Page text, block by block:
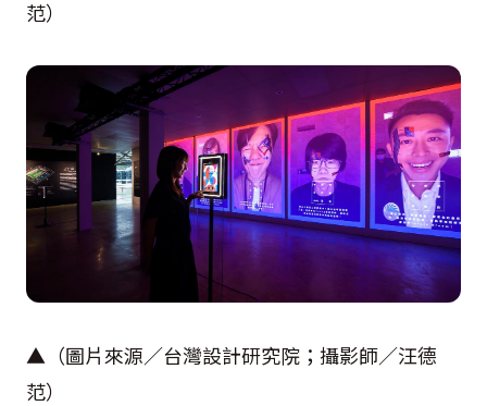
范）
▲（圖片來源／台灣設計研究院；攝影師／汪德
范）